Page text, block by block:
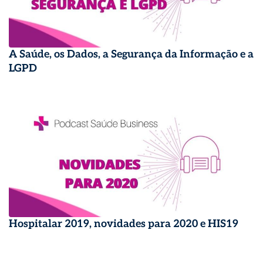
A Saúde, os Dados, a Segurança da Informação e a
LGPD
Hospitalar 2019, novidades para 2020 e HIS19